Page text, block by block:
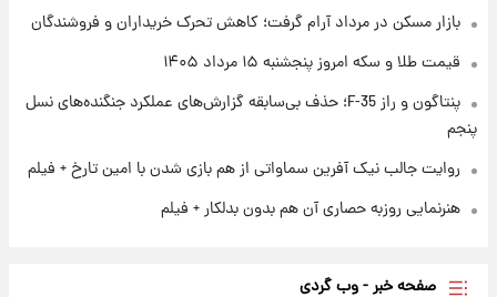
نام خودرو، مبلغ پیش پرداخت و زمان تحویل |
سود مشارکت چند درصد است؟
بازار مسکن در مرداد آرام گرفت؛ کاهش تحرک خریداران و فروشندگان
قیمت طلا و سکه امروز پنجشنبه ۱۵ مرداد ۱۴۰۵
پنتاگون و راز F-35؛ حذف بی‌سابقه گزارش‌های عملکرد جنگنده‌های نسل
پنجم
روایت جالب نیک آفرین سماواتی از هم بازی شدن با امین تارخ + فیلم
هنرنمایی روزبه حصاری آن هم بدون بدلکار + فیلم
صفحه خبر - وب گردی